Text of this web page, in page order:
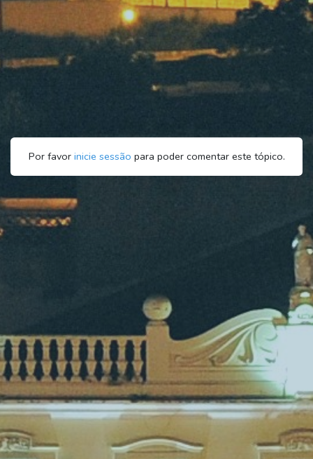
Por favor inicie sessão para poder comentar este tópico.